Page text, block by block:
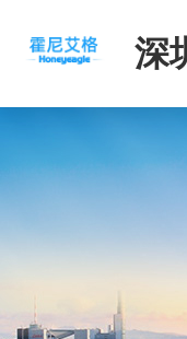
深